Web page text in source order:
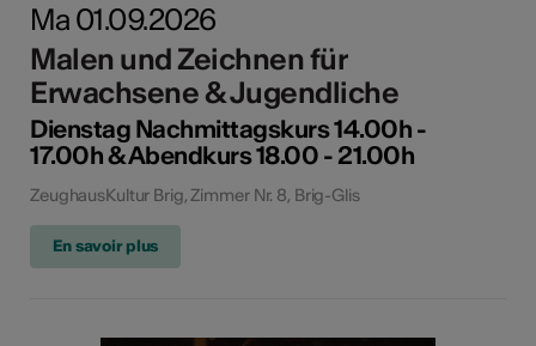
Ma 01.09.2026
Malen und Zeichnen für
Erwachsene & Jugendliche
Dienstag Nachmittagskurs 14.00h -
17.00h & Abendkurs 18.00 - 21.00h
ZeughausKultur Brig, Zimmer Nr. 8, Brig-Glis
En savoir plus